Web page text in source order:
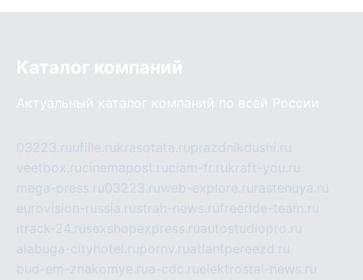
Каталог компаний
Актуальный каталог компаний по всей России
03223.ruufille.rukrasotata.ruprazdnikdushi.ru
veetbox.rucinemapost.ruciam-fr.rukraft-you.ru
mega-press.ru03223.ruweb-explore.ru rastenuya.ru
eurovision-russia.rustrah-news.rufreeride-team.ru
itrack-24.rusexshopexpress.ruautostudiopro.ru
alabuga-cityhotel.rupornv.ruatlantpereezd.ru
bud-em-znakomye.rua-cdc.ruelektrostal-news.ru